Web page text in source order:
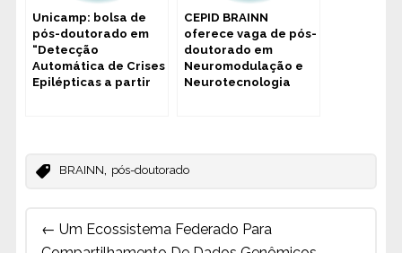
Unicamp: bolsa de
pós-doutorado em
“Detecção
Automática de Crises
Epilépticas a partir
CEPID BRAINN
oferece vaga de pós-
doutorado em
Neuromodulação e
Neurotecnologia
BRAINN pós-doutorado
Post
navigation
← Um Ecossistema Federado Para